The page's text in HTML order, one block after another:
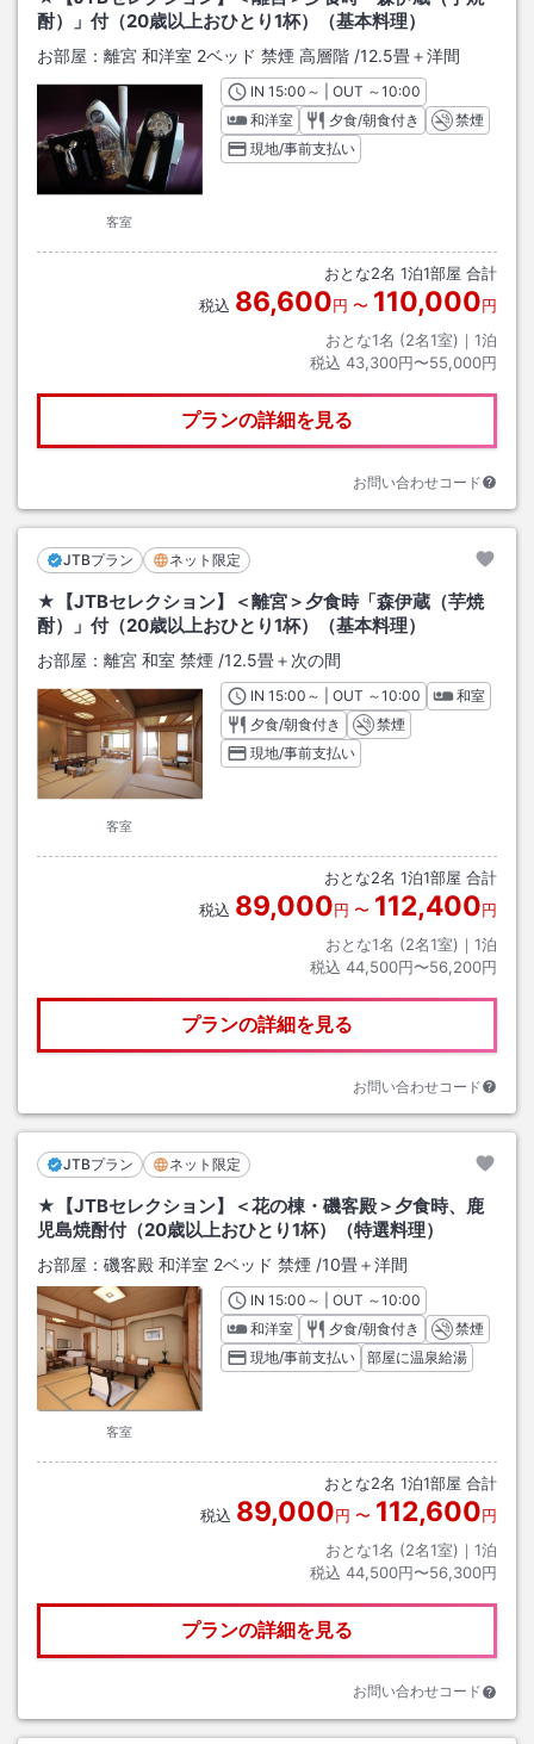
酎）」付（20歳以上おひとり1杯）（基本料理）
お部屋： 離宮 和洋室 2ベッド 禁煙 高層階 /12.5畳＋洋間
客室
INチェックイン
15:00 ～ | OUT チェックアウト
～10:00
和洋室
夕食/朝食付き
禁煙
現地/事前支払い
おとな2名 1泊1部屋 合計
税込 86,600円 〜 110,000円
おとな1名 (2名1室)｜ 1泊
税込 43,300円〜55,000円
プランの詳細を見る
お問い合わせコード
JTBプラン ネット限定
★【JTBセレクション】＜離宮＞夕食時「森伊蔵（芋焼
酎）」付（20歳以上おひとり1杯）（基本料理）
お部屋： 離宮 和室 禁煙 /12.5畳＋次の間
客室
INチェックイン
15:00 ～ | OUT チェックアウト
～10:00
和室
夕食/朝食付き
禁煙
現地/事前支払い
おとな2名 1泊1部屋 合計
税込 89,000円 〜 112,400円
おとな1名 (2名1室)｜ 1泊
税込 44,500円〜56,200円
プランの詳細を見る
お問い合わせコード
JTBプラン ネット限定
★【JTBセレクション】＜花の棟・磯客殿＞夕食時、鹿
児島焼酎付（20歳以上おひとり1杯）（特選料理）
お部屋： 磯客殿 和洋室 2ベッド 禁煙 /10畳＋洋間
客室
INチェックイン
15:00 ～ | OUT チェックアウト
～10:00
和洋室
夕食/朝食付き
禁煙
現地/事前支払い
部屋に温泉給湯
おとな2名 1泊1部屋 合計
税込 89,000円 〜 112,600円
おとな1名 (2名1室)｜ 1泊
税込 44,500円〜56,300円
プランの詳細を見る
お問い合わせコード